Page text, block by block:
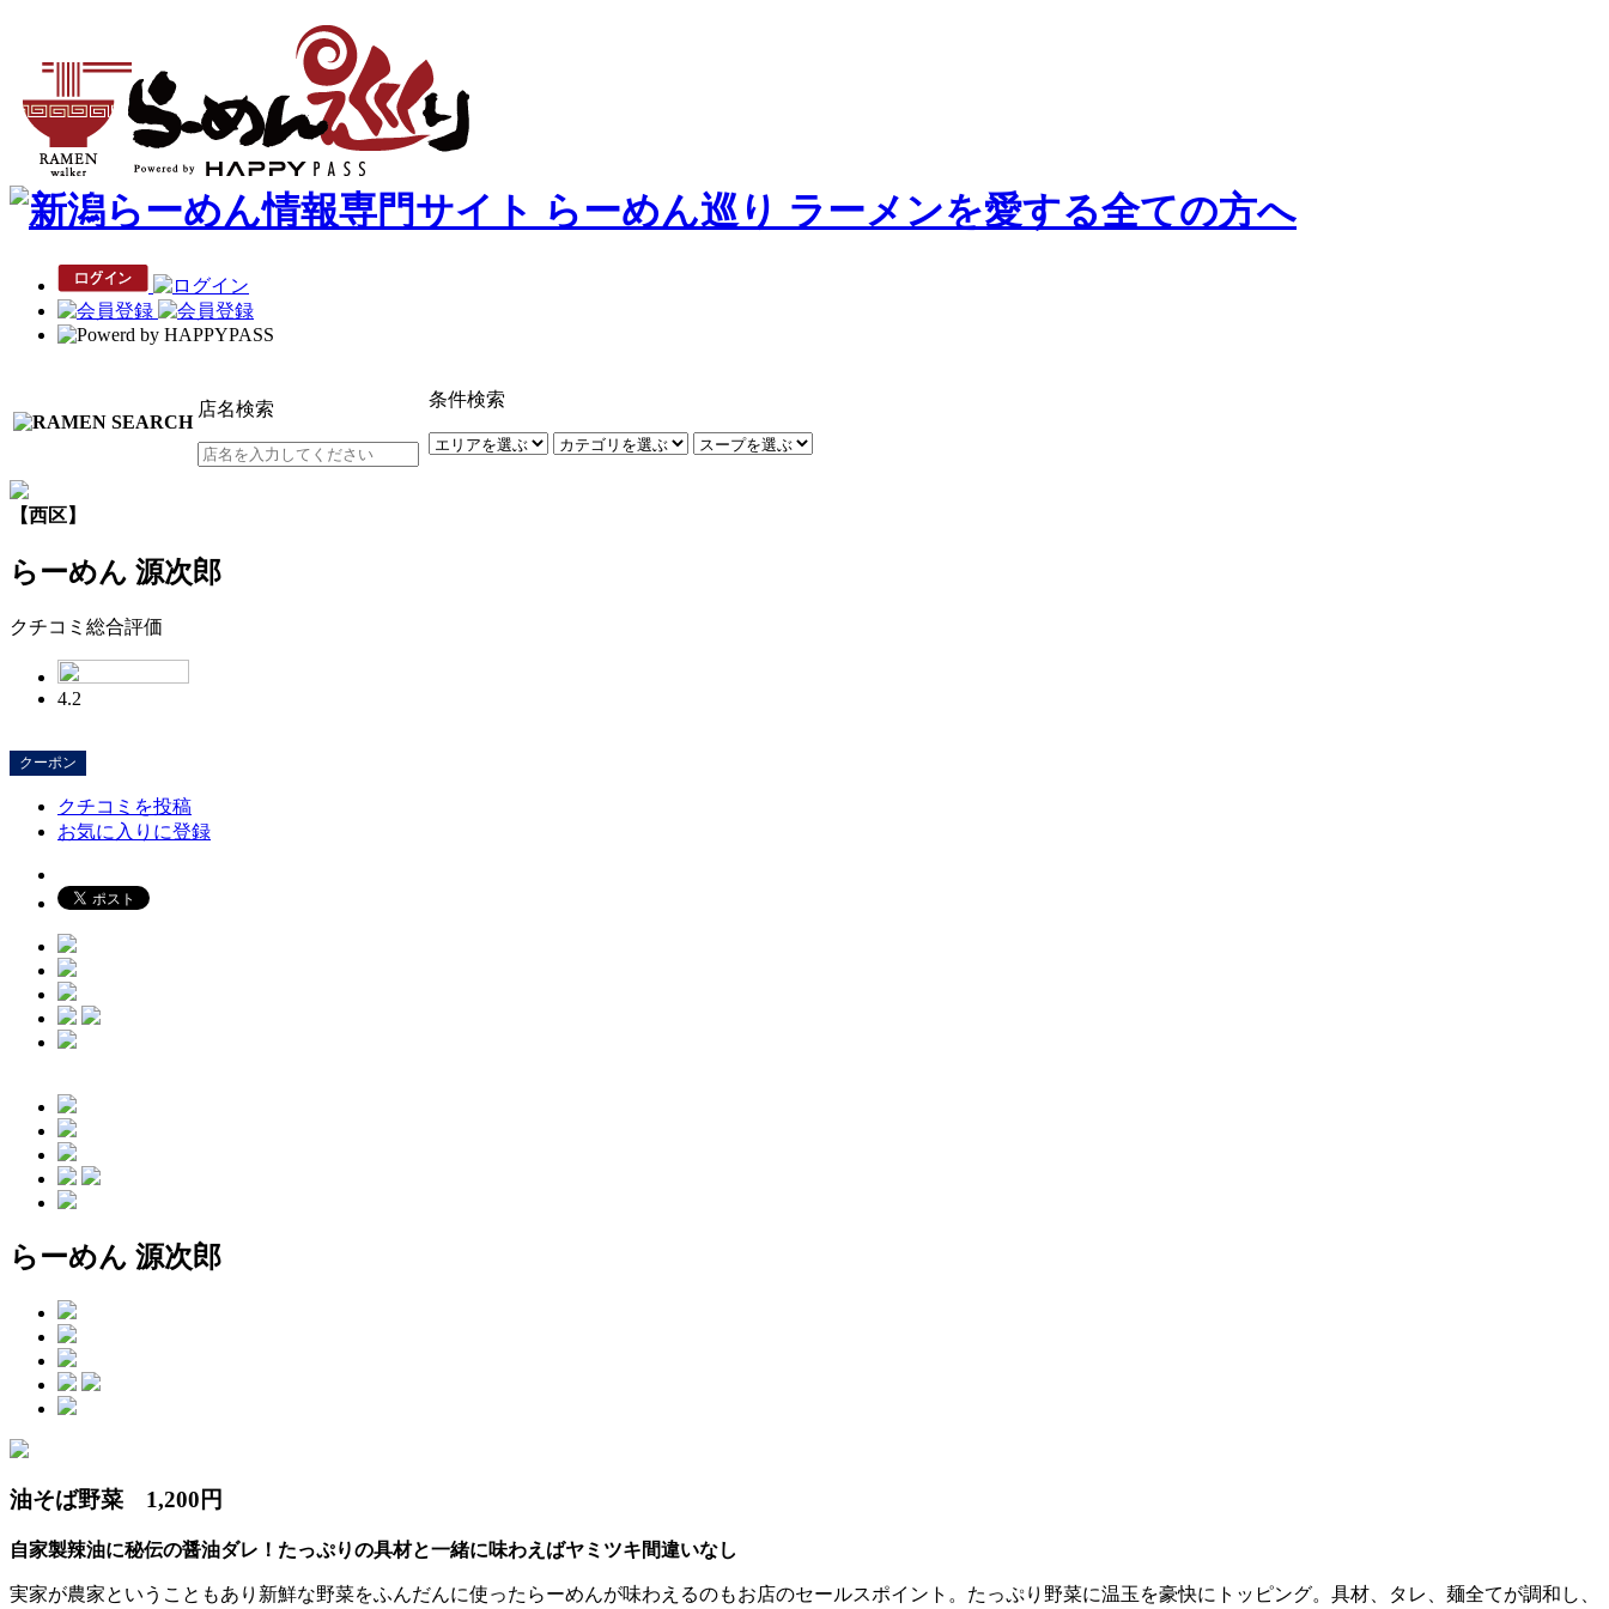
店名検索 条件検索
【西区】
らーめん 源次郎
クチコミ総合評価
4.2
クーポン
クチコミを投稿
お気に入りに登録
らーめん 源次郎
油そば野菜 1,200円
自家製辣油に秘伝の醤油ダレ！たっぷりの具材と一緒に味わえばヤミツキ間違いなし
実家が農家ということもあり新鮮な野菜をふんだんに使ったらーめんが味わえるのもお店のセールスポイント。たっぷり野菜に温玉を豪快にトッピング。具材、タレ、麺全てが調和し、